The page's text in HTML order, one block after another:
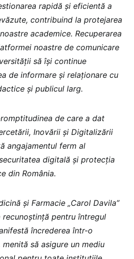
rapidă și eficientă a
contribuind la protejarea
academice. Recuperarea
noastre de comunicare
să își continue
de informare și relaționare cu
și publicul larg.
de care a dat
Inovării și Digitalizării
angajamentul ferm al
digitală și protecția
din România.
și Farmacie „Carol Davila”
pentru întregul
încrederea într-o
să asigure un mediu